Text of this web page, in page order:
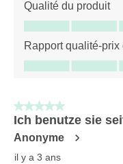
Qualité du produit
Qualité du produit,
Rapport qualité-prix
Rapport qualité-prix
5 sur 5 étoiles.
Ich benutze sie
Anonyme
il y a 3 ans